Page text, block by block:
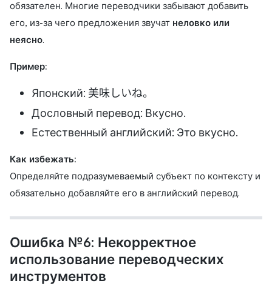
обязателен. Многие переводчики забывают добавить
его, из-за чего предложения звучат неловко или
неясно.
Пример:
Японский: 美味しいね。
Дословный перевод: Вкусно.
Естественный английский: Это вкусно.
Как избежать:
Определяйте подразумеваемый субъект по контексту и
обязательно добавляйте его в английский перевод.
Ошибка №6: Некорректное
использование переводческих
инструментов